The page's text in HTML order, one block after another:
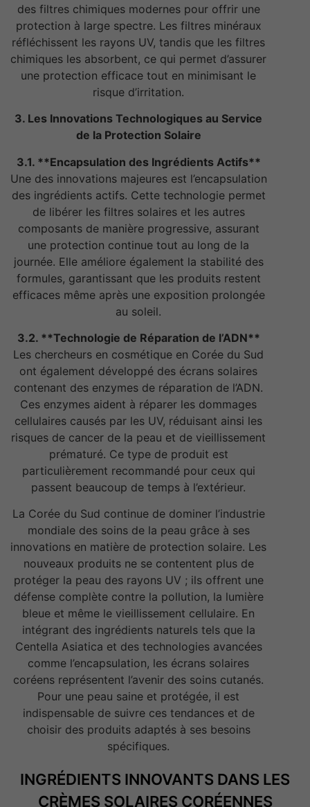
des filtres chimiques modernes pour offrir une
protection à large spectre. Les filtres minéraux
réfléchissent les rayons UV, tandis que les filtres
chimiques les absorbent, ce qui permet d’assurer
une protection efficace tout en minimisant le
risque d’irritation.
3. Les Innovations Technologiques au Service
de la Protection Solaire
3.1. **Encapsulation des Ingrédients Actifs**
Une des innovations majeures est l’encapsulation
des ingrédients actifs. Cette technologie permet
de libérer les filtres solaires et les autres
composants de manière progressive, assurant
une protection continue tout au long de la
journée. Elle améliore également la stabilité des
formules, garantissant que les produits restent
efficaces même après une exposition prolongée
au soleil.
3.2. **Technologie de Réparation de l’ADN**
Les chercheurs en cosmétique en Corée du Sud
ont également développé des écrans solaires
contenant des enzymes de réparation de l’ADN.
Ces enzymes aident à réparer les dommages
cellulaires causés par les UV, réduisant ainsi les
risques de cancer de la peau et de vieillissement
prématuré. Ce type de produit est
particulièrement recommandé pour ceux qui
passent beaucoup de temps à l’extérieur.
La Corée du Sud continue de dominer l’industrie
mondiale des soins de la peau grâce à ses
innovations en matière de protection solaire. Les
nouveaux produits ne se contentent plus de
protéger la peau des rayons UV ; ils offrent une
défense complète contre la pollution, la lumière
bleue et même le vieillissement cellulaire. En
intégrant des ingrédients naturels tels que la
Centella Asiatica et des technologies avancées
comme l’encapsulation, les écrans solaires
coréens représentent l’avenir des soins cutanés.
Pour une peau saine et protégée, il est
indispensable de suivre ces tendances et de
choisir des produits adaptés à ses besoins
spécifiques.
INGRÉDIENTS INNOVANTS DANS LES
CRÈMES SOLAIRES CORÉENNES